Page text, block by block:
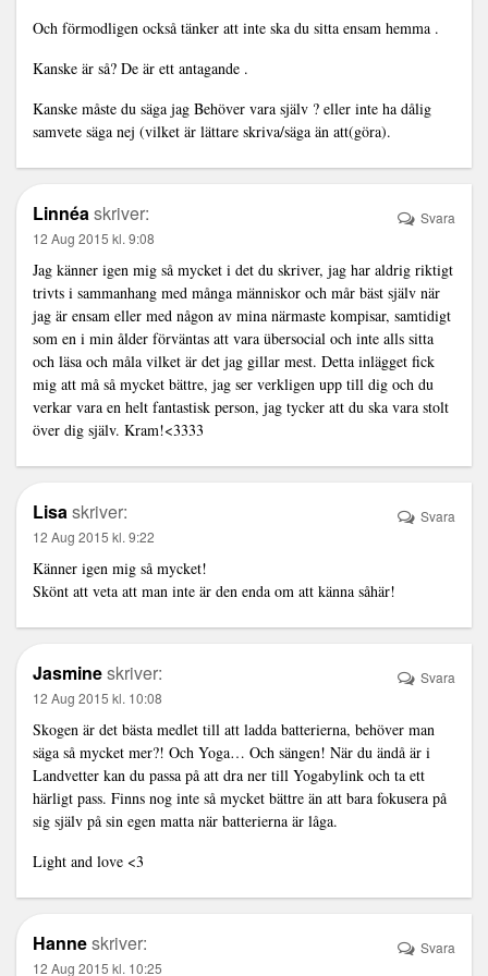
Och förmodligen också tänker att inte ska du sitta ensam hemma .
Kanske är så? De är ett antagande .
Kanske måste du säga jag Behöver vara själv ? eller inte ha dålig
samvete säga nej (vilket är lättare skriva/säga än att(göra).
Linnéaskriver:
12 Aug 2015 kl. 9:08
Jag känner igen mig så mycket i det du skriver, jag har aldrig riktigt
trivts i sammanhang med många människor och mår bäst själv när
jag är ensam eller med någon av mina närmaste kompisar, samtidigt
som en i min ålder förväntas att vara übersocial och inte alls sitta
och läsa och måla vilket är det jag gillar mest. Detta inlägget fick
mig att må så mycket bättre, jag ser verkligen upp till dig och du
verkar vara en helt fantastisk person, jag tycker att du ska vara stolt
över dig själv. Kram!<3333
Svara
Lisaskriver:
12 Aug 2015 kl. 9:22
Känner igen mig så mycket!
Skönt att veta att man inte är den enda om att känna såhär!
Svara
Jasmineskriver:
12 Aug 2015 kl. 10:08
Skogen är det bästa medlet till att ladda batterierna, behöver man
säga så mycket mer?! Och Yoga… Och sängen! När du ändå är i
Landvetter kan du passa på att dra ner till Yogabylink och ta ett
härligt pass. Finns nog inte så mycket bättre än att bara fokusera på
sig själv på sin egen matta när batterierna är låga.
Light and love <3
Svara
Hanneskriver:
12 Aug 2015 kl. 10:25
Svara